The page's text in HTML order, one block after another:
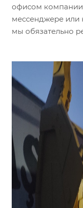
офисом компании
мессенджере или
мы обязательно